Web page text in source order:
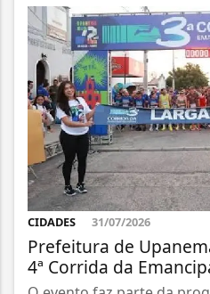
CIDADES 31/07/2026
Prefeitura de
4ª Corrida da